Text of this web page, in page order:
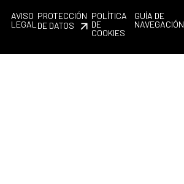
AVISO
LEGAL
PROTECCIÓN
DE DATOS
POLÍTICA
DE
COOKIES
GUÍA DE
NAVEGACIÓN